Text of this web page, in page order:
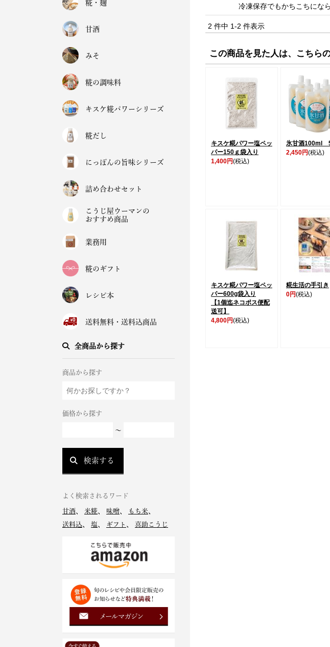
糀・麹
甘酒
みそ
糀の調味料
キスケ糀パワーシリーズ
糀だし
にっぽんの旨味シリーズ
詰め合わせセット
こうじ屋ウーマンの
おすすめ商品
業務用
糀のギフト
レシピ本
送料無料・送料込商品
全商品から探す
商品から探す
価格から探す
～
検索する
よく検索されるワード
甘酒 米糀 味噌 もち米
送料込
塩 ギフト 喜助こうじ
冷凍保存でもかちこちにな
2 件中 1-2 件表示
この商品を見た人は、こちら
キスケ糀パワー塩ペッ
パー150ｇ袋入り
1,400円(税込)
氷甘酒100ml
2,450円(税込)
キスケ糀パワー塩ペッ
パー600g袋入り
【1個迄ネコポス便配
送可】
4,800円(税込)
糀生活の手引き
0円(税込)